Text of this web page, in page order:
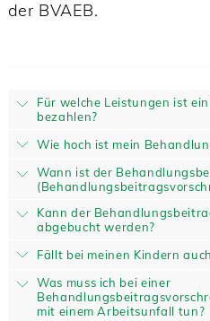
der BVAEB.
Für welche Leistungen ist
bezahlen?
Wie hoch ist mein
Wann ist der
Kann der
abgebucht werden?
Fällt bei meinen Kindern
Was muss ich bei einer
mit einem Arbeitsunfall tun?